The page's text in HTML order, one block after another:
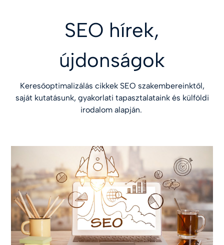
SEO hírek,
újdonságok
Keresőoptimalizálás cikkek SEO szakembereinktől,
saját kutatásunk, gyakorlati tapasztalataink és külföldi
irodalom alapján.